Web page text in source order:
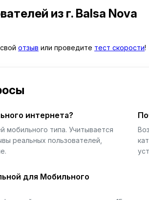
из г. Balsa Nova
отзыв или проведите тест скорости!
интернета?
мобильного типа. Учитывается
реальных пользователей,
для Мобильного